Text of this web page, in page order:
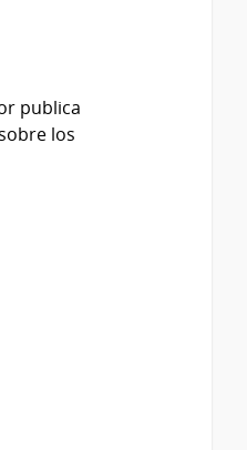
publica
los